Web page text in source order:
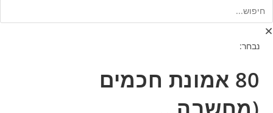
נבחר:
80 אמונת חכמים